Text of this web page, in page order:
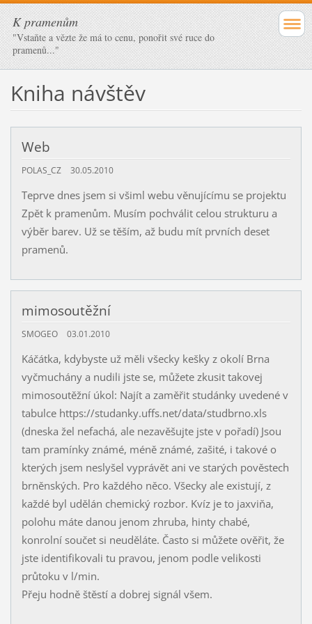
K pramenům
"Vstaňte a vězte že má to cenu, ponořit své ruce do
pramenů..."
Kniha návštěv
Web
POLAS_CZ 30.05.2010
Teprve dnes jsem si všiml webu věnujícímu se projektu
Zpět k pramenům. Musím pochválit celou strukturu a
výběr barev. Už se těším, až budu mít prvních deset
pramenů.
mimosoutěžní
SMOGEO 03.01.2010
Káčátka, kdybyste už měli všecky kešky z okolí Brna
vyčmuchány a nudili jste se, můžete zkusit takovej
mimosoutěžní úkol: Najít a zaměřit studánky uvedené v
tabulce https://studanky.uffs.net/data/studbrno.xls
(dneska žel nefachá, ale nezavěšujte jste v pořadí) Jsou
tam pramínky známé, méně známé, zašité, i takové o
kterých jsem neslyšel vyprávět ani ve starých pověstech
brněnských. Pro každého něco. Všecky ale existují, z
každé byl udělán chemický rozbor. Kvíz je to jaxviňa,
polohu máte danou jenom zhruba, hinty chabé,
konrolní součet si neuděláte. Často si můžete ověřit, že
jste identifikovali tu pravou, jenom podle velikosti
průtoku v l/min.
Přeju hodně štěstí a dobrej signál všem.